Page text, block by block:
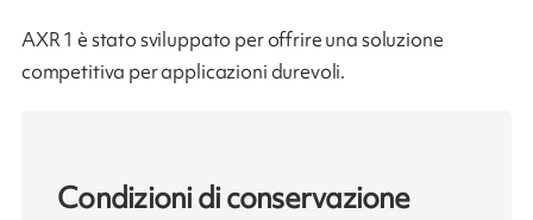
AXR 1 è stato sviluppato per offrire una soluzione
competitiva per applicazioni durevoli.
Condizioni di conservazione